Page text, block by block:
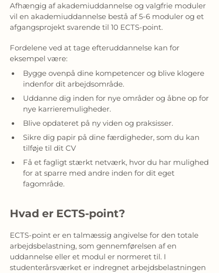
Afhængig af akademiuddannelse og valgfrie moduler
vil en akademiuddannelse bestå af 5-6 moduler og et
afgangsprojekt svarende til 10 ECTS-point.
Fordelene ved at tage efteruddannelse kan for
eksempel være:
Bygge ovenpå dine kompetencer og blive klogere
indenfor dit arbejdsområde.
Uddanne dig inden for nye områder og åbne op for
nye karrieremuligheder.
Blive opdateret på ny viden og praksisser.
Sikre dig papir på dine færdigheder, som du kan
tilføje til dit CV
Få et fagligt stærkt netværk, hvor du har mulighed
for at sparre med andre inden for dit eget
fagområde.
Hvad er ECTS-point?
ECTS-point er en talmæssig angivelse for den totale
arbejdsbelastning, som gennemførelsen af en
uddannelse eller et modul er normeret til. I
studenterårsværket er indregnet arbejdsbelastningen